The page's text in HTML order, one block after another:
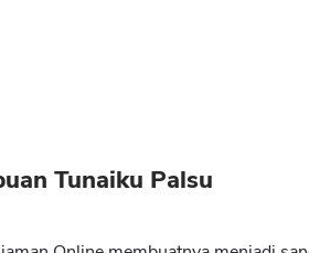
Tunaiku Palsu